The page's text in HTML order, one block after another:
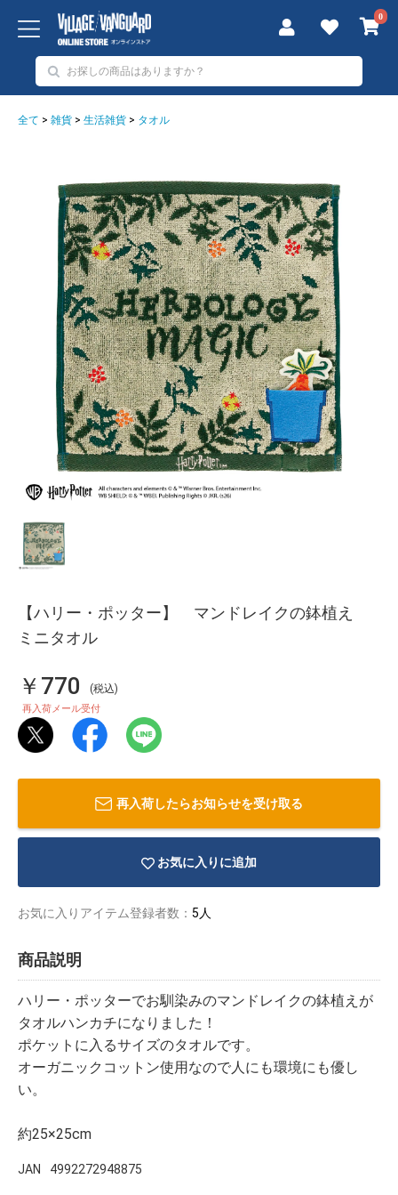
0
全て > 雑貨 > 生活雑貨 > タオル
【ハリー・ポッター】 マンドレイクの鉢植え
ミニタオル
￥770 (税込)
再入荷メール受付
再入荷したらお知らせを受け取る
お気に入りに追加
お気に入りアイテム登録者数： 5人
商品説明
ハリー・ポッターでお馴染みのマンドレイクの鉢植えが
タオルハンカチになりました！
ポケットに入るサイズのタオルです。
オーガニックコットン使用なので人にも環境にも優し
い。
約25×25cm
JAN 4992272948875
ーター